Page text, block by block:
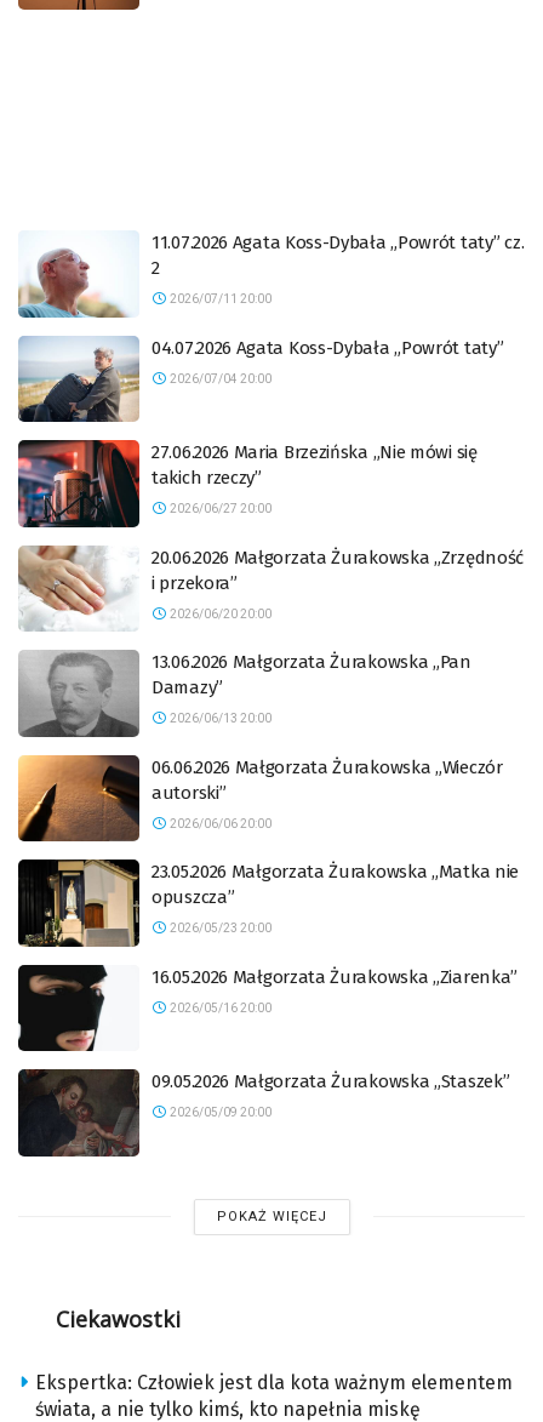
11.07.2026 Agata Koss-Dybała „Powrót taty” cz.
2
2026/07/11 20:00
04.07.2026 Agata Koss-Dybała „Powrót taty”
2026/07/04 20:00
27.06.2026 Maria Brzezińska „Nie mówi się
takich rzeczy”
2026/06/27 20:00
20.06.2026 Małgorzata Żurakowska „Zrzędność
i przekora”
2026/06/20 20:00
13.06.2026 Małgorzata Żurakowska „Pan
Damazy”
2026/06/13 20:00
06.06.2026 Małgorzata Żurakowska „Wieczór
autorski”
2026/06/06 20:00
23.05.2026 Małgorzata Żurakowska „Matka nie
opuszcza”
2026/05/23 20:00
16.05.2026 Małgorzata Żurakowska „Ziarenka”
2026/05/16 20:00
09.05.2026 Małgorzata Żurakowska „Staszek”
2026/05/09 20:00
POKAŻ WIĘCEJ
Ciekawostki
Ekspertka: Człowiek jest dla kota ważnym elementem
świata, a nie tylko kimś, kto napełnia miskę